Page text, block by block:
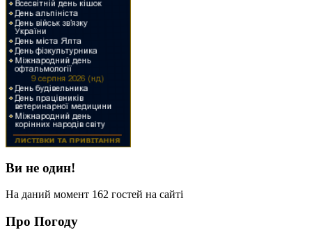
Ви не один!
На даний момент 162 гостей на сайті
Про Погоду